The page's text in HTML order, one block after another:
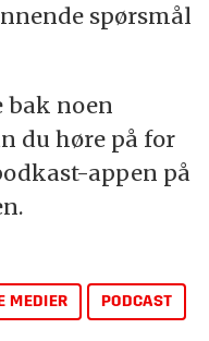
spørsmål
bak noen
du høre på for
appen på
MEDIER PODCAST